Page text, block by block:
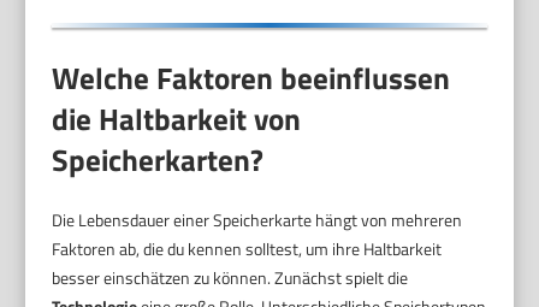
Welche Faktoren beeinflussen
die Haltbarkeit von
Speicherkarten?
Die Lebensdauer einer Speicherkarte hängt von mehreren
Faktoren ab, die du kennen solltest, um ihre Haltbarkeit
besser einschätzen zu können. Zunächst spielt die